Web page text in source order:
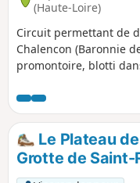
(Haute-Loire)
Circuit permettant de
Chalencon (Baronnie
promontoire, blotti
enjambant l'Ance,
deux arches dont
siècle,et le pont de
Le Plateau
Grotte de Saint-